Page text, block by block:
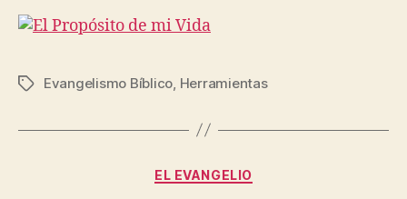
Etiquetas
Evangelismo Bíblico Herramientas
Categorías
EL EVANGELIO